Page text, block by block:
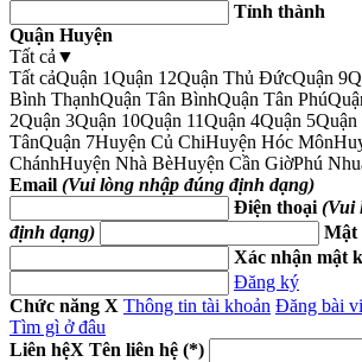
Tỉnh thành
Quận Huyện
Tất cả ▼
Tất cảQuận 1Quận 12Quận Thủ ĐứcQuận 9
Bình ThạnhQuận Tân BìnhQuận Tân Phú
2Quận 3Quận 10Quận 11Quận 4Quận 5Quận
TânQuận 7Huyện Củ ChiHuyện Hóc Môn
ChánhHuyện Nhà BèHuyện Cần GiờPhú
Email (Vui lòng nhập đúng định dạng)
Điện thoại (Vui
định dạng)
Mật
Xác nhận mật
Đăng ký
Chức năng X Thông tin tài khoản Đăng bài
Tìm gì ở đâu
Liên hệX Tên liên hệ (*)